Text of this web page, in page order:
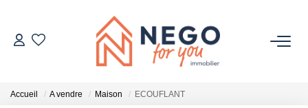
ACHETER
Accueil A vendre Maison ECOUFLANT